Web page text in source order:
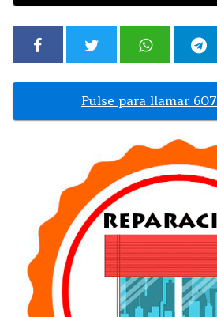
Pulse para llamar